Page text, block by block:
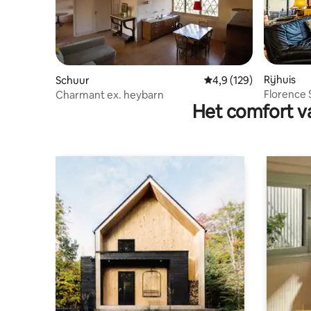
Schuur Gemiddelde
4,9 (129)
Charmant ex. heybarn
Rijhuis
Florence
Het comfort